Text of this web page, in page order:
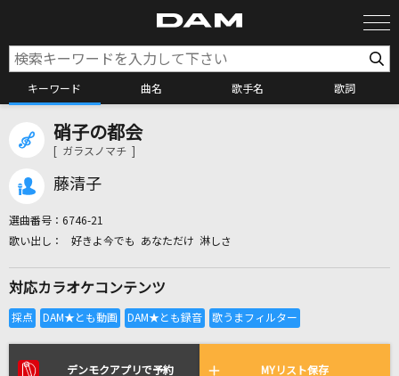
キーワード 曲名 歌手名 歌詞
全国りれき
リアルタイムで歌われている曲の一覧
硝子の都会
[ ガラスノマチ ]
藤清子
選曲番号： 6746-21
好きよ今でも あなただけ 淋しさ
対応カラオケコンテンツ
デンモクアプリで予約 MYリスト保存